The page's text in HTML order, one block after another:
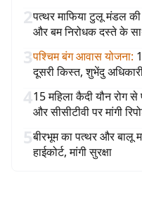
2पत्थर माफिया टुलू मंडल
और बम निरोधक दस्ते के
3पश्चिम बंग आवास योजना:
दूसरी किस्त, शुभेंदु
415 महिला कैदी यौन रोग से
और सीसीटीवी पर मांगी
5बीरभूम का पत्थर और बालू
हाईकोर्ट, मांगी सुरक्षा